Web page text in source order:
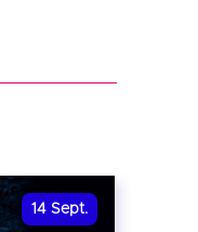
14 Sept.